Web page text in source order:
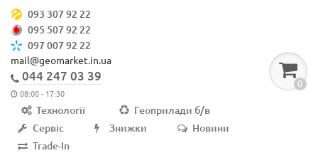
093 307 92 22
095 507 92 22
097 007 92 22
mail@geomarket.in.ua
044 247 03 39
08:00 - 17:30
0
Технології
Геоприлади б/в
Сервіс
Знижки
Новини
Trade-In